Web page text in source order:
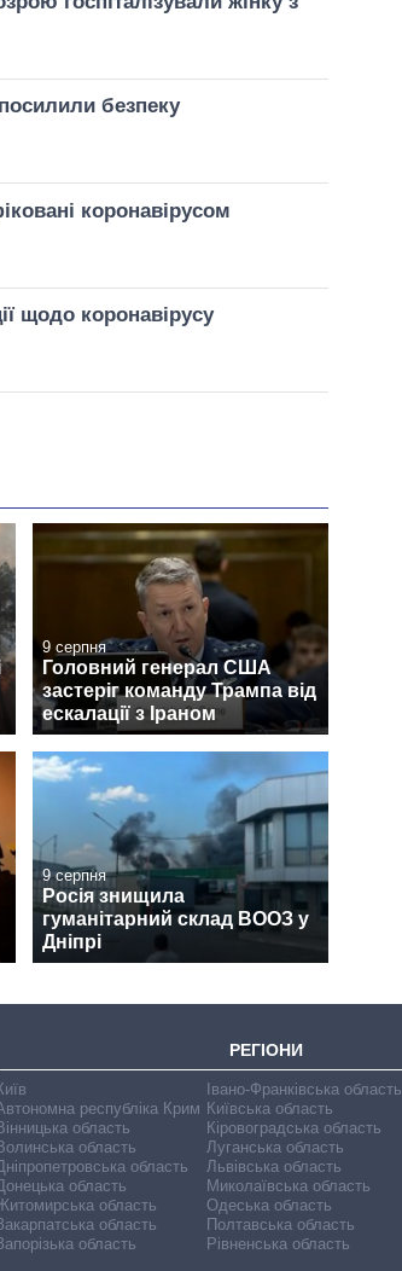
безпеку
коронавірусом
щодо коронавірусу
9 серпня
Головний генерал США
застеріг команду Трампа від
ескалації з Іраном
9 серпня
Росія знищила
гуманітарний склад ВООЗ у
Дніпрі
РЕГІОНИ
республіка Крим
область
область
область
область
область
область
область
Івано-Франківська область
Київська область
Кіровоградська область
Луганська область
Львівська область
Миколаївська область
Одеська область
Полтавська область
Рівненська область